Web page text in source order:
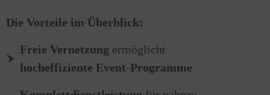
Die Vorteile im Überblick:
Freie Vernetzung ermöglicht
hocheffiziente Event-Programme